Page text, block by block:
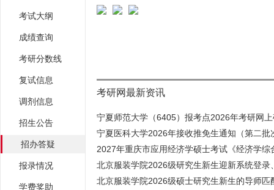
考试大纲
成绩查询
考研分数线
复试信息
调剂信息
招生公告
招办答疑
报录情况
学费奖助
考研网最新资讯
宁夏师范大学（6405）报考点2026年考研网
宁夏医科大学2026年接收推免生通知（第二批
2027年重庆市应用经济学硕士考试《经济学综
北京服装学院2026级研究生新生迎新系统登录
北京服装学院2026级硕士研究生新生的导师匹